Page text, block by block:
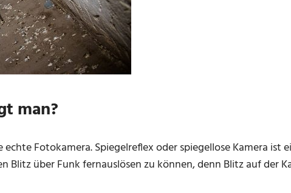
man?
Fotokamera. Spiegelreflex oder spiegellose Kamera ist
über Funk fernauslösen zu können, denn Blitz auf der